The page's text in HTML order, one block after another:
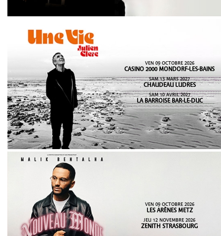
VEN 09 OCTOBRE 2026
CASINO 2000 MONDORF-LES-BAINS
SAM 13 MARS 2027
CHAUDEAU LUDRES
SAM 10 AVRIL 2027
LA BARROISE BAR-LE-DUC
VEN 09 OCTOBRE 2026
LES ARÈNES METZ
JEU 12 NOVEMBRE 2026
ZENITH STRASBOURG